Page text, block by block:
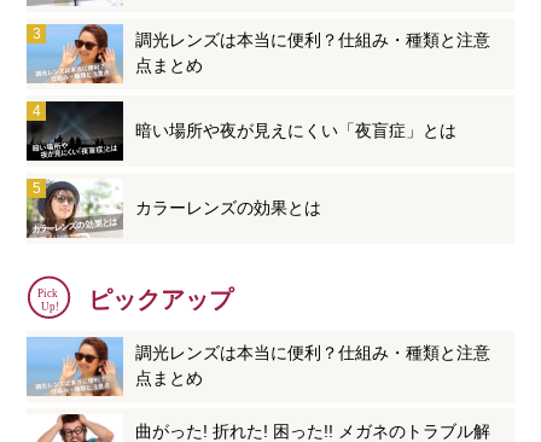
調光レンズは本当に便利？仕組み・種類と注意
点まとめ
暗い場所や夜が見えにくい「夜盲症」とは
カラーレンズの効果とは
ピックアップ
調光レンズは本当に便利？仕組み・種類と注意
点まとめ
曲がった! 折れた! 困った!! メガネのトラブル解